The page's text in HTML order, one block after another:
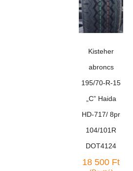
Kisteher
abroncs
195/70-R-15
„C” Haida
HD-717/ 8pr
104/101R
DOT4124
18 500 Ft